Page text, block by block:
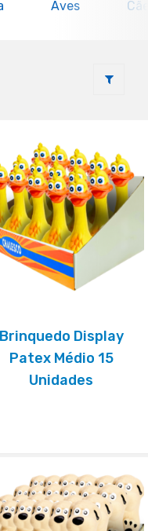
Aves
Brinquedo Display
Patex Médio 15
Unidades